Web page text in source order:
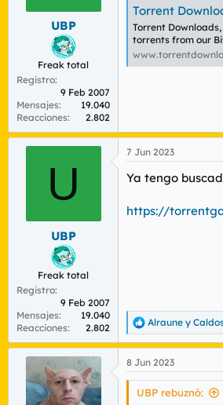
UBP
Freak total
Registro
9 Feb 2007
Mensajes
19.040
Reacciones
2.802
Torrent
Torrent
torrents from our
U
UBP
Freak total
Registro
9 Feb 2007
Mensajes
19.040
Reacciones
2.802
7 Jun 2023
Ya tengo
https://
R
e
a
c
c
Alraune y
8 Jun 2023
UBP rebuznó: